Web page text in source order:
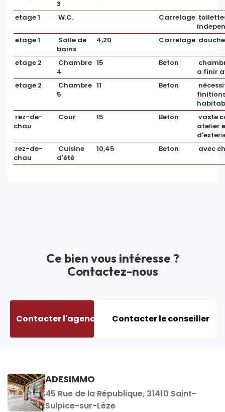
construction
Vis à Vis
Fenêtres
Double vitrage
Assainissement
Tout à l'égout
INTÉRIEUR
Nombre pièces
Plain-pied
Non
Ascenseur
Grenier
Non
3
etage 1 W.C. Carrelage
etage 1
Salle de
bains
4,20 Carrelage
etage 2
Chambre
4
15 Beton
a finir
etage 2
Chambre
5
11 Beton
rez-de-
chau
Cour 15 Beton
vaste
atelier
rez-de-
chau
Cuisine
d'été
10,45 Beton avec
Ce bien vous intéresse ?
Contactez-nous
Contacter l'agence Contacter le conseiller
MAYET/PASCHALI MARIANNE
Responsable commerciale en charge du
bien
ADESIMMO
45 Rue de la République, 31410 Saint-
Sulpice-sur-Lèze